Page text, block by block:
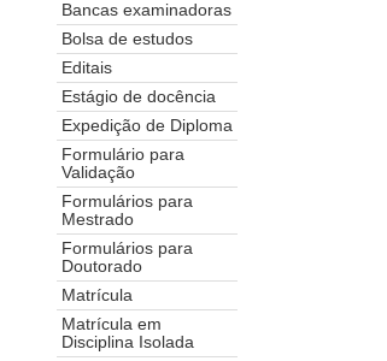
Bancas examinadoras
Bolsa de estudos
Editais
Estágio de docência
Expedição de Diploma
Formulário para
Validação
Formulários para
Mestrado
Formulários para
Doutorado
Matrícula
Matrícula em
Disciplina Isolada